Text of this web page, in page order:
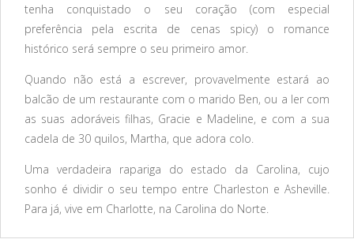
tenha conquistado o seu coração (com especial
preferência pela escrita de cenas spicy) o romance
histórico será sempre o seu primeiro amor.
Quando não está a escrever, provavelmente estará ao
balcão de um restaurante com o marido Ben, ou a ler com
as suas adoráveis filhas, Gracie e Madeline, e com a sua
cadela de 30 quilos, Martha, que adora colo.
Uma verdadeira rapariga do estado da Carolina, cujo
sonho é dividir o seu tempo entre Charleston e Asheville.
Para já, vive em Charlotte, na Carolina do Norte.